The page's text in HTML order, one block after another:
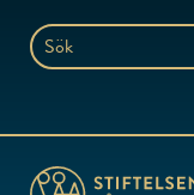
innehållet
Sök